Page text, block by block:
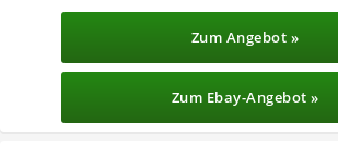
Zum Angebot »
Zum Ebay-Angebot »